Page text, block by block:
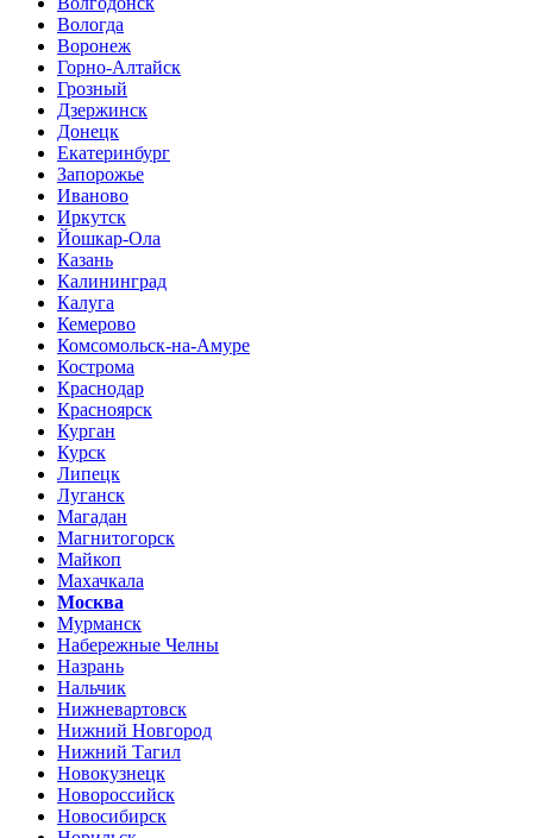
Вологда
Воронеж
Горно-Алтайск
Грозный
Дзержинск
Донецк
Екатеринбург
Запорожье
Иваново
Иркутск
Йошкар-Ола
Казань
Калининград
Калуга
Кемерово
Комсомольск-на-Амуре
Кострома
Краснодар
Красноярск
Курган
Курск
Липецк
Луганск
Магадан
Магнитогорск
Майкоп
Махачкала
Москва
Мурманск
Набережные Челны
Назрань
Нальчик
Нижневартовск
Нижний Новгород
Нижний Тагил
Новокузнецк
Новороссийск
Новосибирск